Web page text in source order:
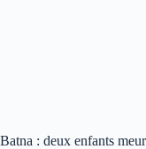
Batna : deux enfants